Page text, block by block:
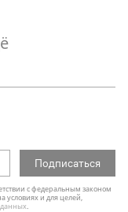
с федеральным законом
условиях и для целей,
.